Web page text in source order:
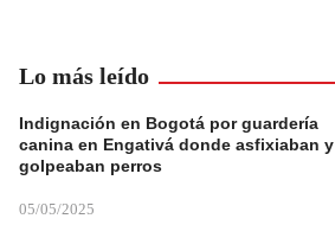
Lo más leído
Indignación en Bogotá por guardería
canina en Engativá donde asfixiaban y
golpeaban perros
05/05/2025